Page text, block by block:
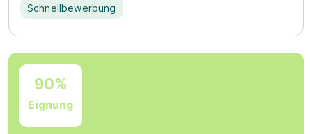
Schnellbewerbung
90%
Eignung